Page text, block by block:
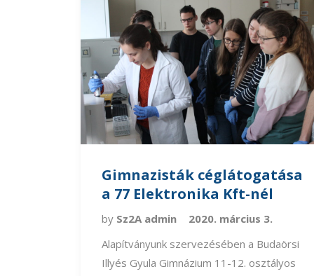
Gimnazisták céglátogatása
a 77 Elektronika Kft-nél
by Sz2A admin
2020. március 3.
Alapítványunk szervezésében a Budaörsi
Illyés Gyula Gimnázium 11-12. osztályos